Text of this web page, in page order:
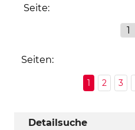
Seite:
Seiten:
1 2 3
Detailsuche